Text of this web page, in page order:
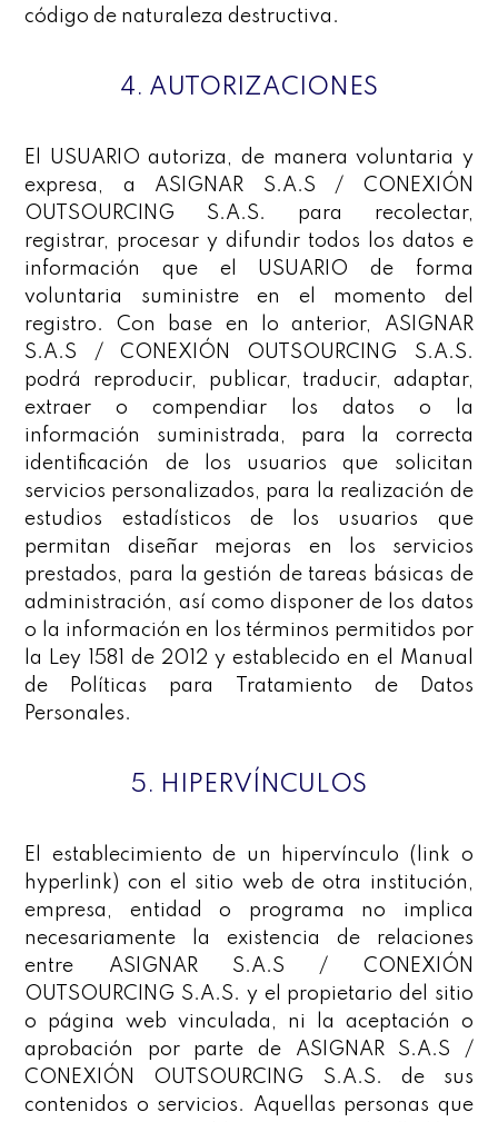
código de naturaleza destructiva.
4. AUTORIZACIONES
El USUARIO autoriza, de manera voluntaria y
expresa, a ASIGNAR S.A.S / CONEXIÓN
OUTSOURCING S.A.S. para recolectar,
registrar, procesar y difundir todos los datos e
información que el USUARIO de forma
voluntaria suministre en el momento del
registro. Con base en lo anterior, ASIGNAR
S.A.S / CONEXIÓN OUTSOURCING S.A.S.
podrá reproducir, publicar, traducir, adaptar,
extraer o compendiar los datos o la
información suministrada, para la correcta
identificación de los usuarios que solicitan
servicios personalizados, para la realización de
estudios estadísticos de los usuarios que
permitan diseñar mejoras en los servicios
prestados, para la gestión de tareas básicas de
administración, así como disponer de los datos
o la información en los términos permitidos por
la Ley 1581 de 2012 y establecido en el Manual
de Políticas para Tratamiento de Datos
Personales.
5. HIPERVÍNCULOS
El establecimiento de un hipervínculo (link o
hyperlink) con el sitio web de otra institución,
empresa, entidad o programa no implica
necesariamente la existencia de relaciones
entre ASIGNAR S.A.S / CONEXIÓN
OUTSOURCING S.A.S. y el propietario del sitio
o página web vinculada, ni la aceptación o
aprobación por parte de ASIGNAR S.A.S /
CONEXIÓN OUTSOURCING S.A.S. de sus
contenidos o servicios. Aquellas personas que